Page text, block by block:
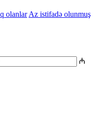
olanlar Az istifadə olunmuş
₼